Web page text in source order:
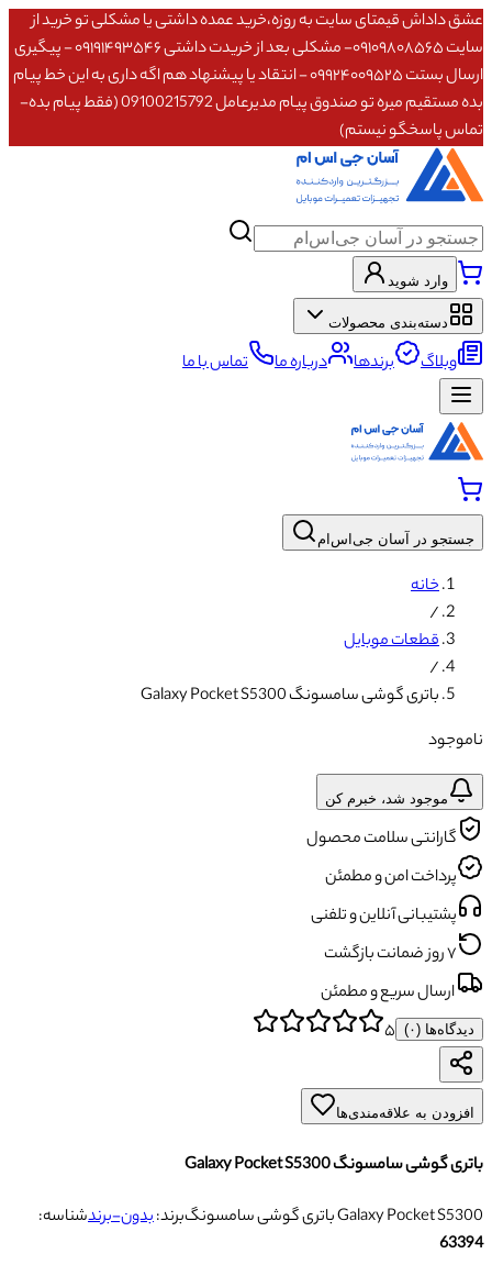
عشق داداش قیمتای سایت به روزه،خرید عمده داشتی یا مشکلی تو خرید از
سایت ۰۹۱۰۹۸۰۸۵۶۵- مشکلی بعد از خریدت داشتی ۰۹۱۹۱۴۹۳۵۴۶ - پیگیری
ارسال بستت ۰۹۹۲۴۰۰۹۵۲۵ - انتقاد یا پیشنهاد هم اگه داری به این خط پیام
بده مستقیم میره تو صندوق پیام مدیرعامل 09100215792 (فقط پیام بده-
تماس پاسخگو نیستم)
وارد شوید
دسته‌بندی محصولات
وبلاگ برندها درباره ما تماس با ما
جستجو در آسان جی‌اس‌ام
خانه
/
قطعات موبایل
/
باتری گوشی سامسونگ Galaxy Pocket S5300
ناموجود
موجود شد، خبرم کن
گارانتی سلامت محصول
پرداخت امن و مطمئن
پشتیبانی آنلاین و تلفنی
۷ روز ضمانت بازگشت
ارسال سریع و مطمئن
دیدگاه‌ها (۰) ۵
افزودن به علاقه‌مندی‌ها
باتری گوشی سامسونگ Galaxy Pocket S5300
باتری گوشی سامسونگ Galaxy Pocket S5300
برند:بدون-برندشناسه:
63394